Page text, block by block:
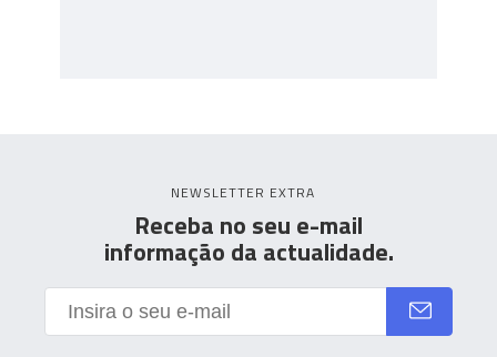
NEWSLETTER EXTRA
Receba no seu e-mail
informação da actualidade.